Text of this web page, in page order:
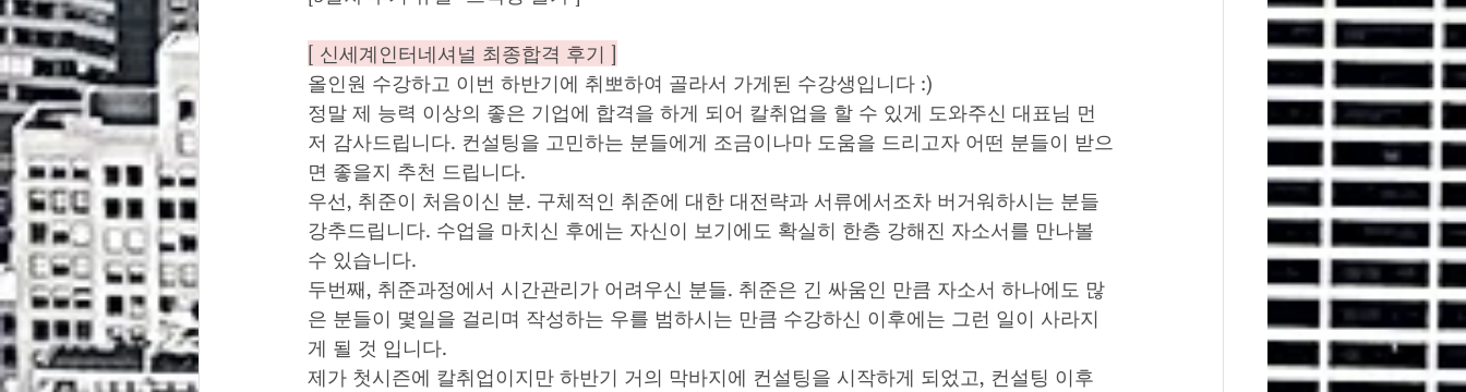
[ 신세계인터네셔널 최종합격 후기 ]
올인원 수강하고 이번 하반기에 취뽀하여 골라서 가게된 수강생입니다 :)
정말 제 능력 이상의 좋은 기업에 합격을 하게 되어 칼취업을 할 수 있게 도와주신 대표님 먼
저 감사드립니다. 컨설팅을 고민하는 분들에게 조금이나마 도움을 드리고자 어떤 분들이 받으
면 좋을지 추천 드립니다.
우선, 취준이 처음이신 분. 구체적인 취준에 대한 대전략과 서류에서조차 버거워하시는 분들
강추드립니다. 수업을 마치신 후에는 자신이 보기에도 확실히 한층 강해진 자소서를 만나볼
수 있습니다.
두번째, 취준과정에서 시간관리가 어려우신 분들. 취준은 긴 싸움인 만큼 자소서 하나에도 많
은 분들이 몇일을 걸리며 작성하는 우를 범하시는 만큼 수강하신 이후에는 그런 일이 사라지
게 될 것 입니다.
제가 첫시즌에 칼취업이지만 하반기 거의 막바지에 컨설팅을 시작하게 되었고, 컨설팅 이후